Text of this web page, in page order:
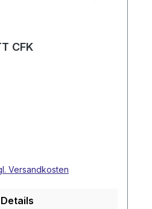
CFK
Versandkosten
Details